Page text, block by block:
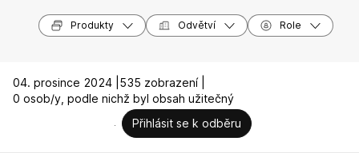
Produkty Odvětví Role
04. prosince 2024 | 535 zobrazení |
0 osob/y, podle nichž byl obsah užitečný
Přihlásit se k odběru